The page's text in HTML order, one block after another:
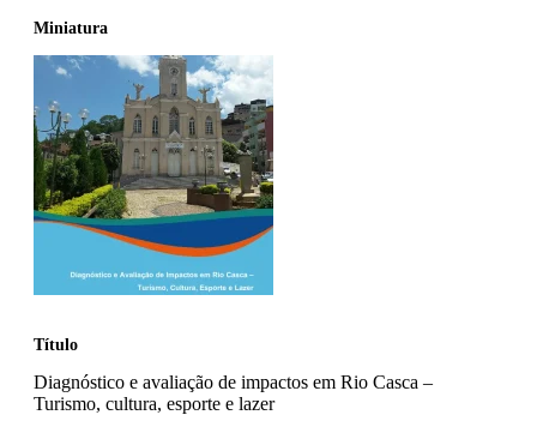
Título
Diagnóstico e avaliação de impactos em Rio Casca –
Turismo, cultura, esporte e lazer
Miniatura